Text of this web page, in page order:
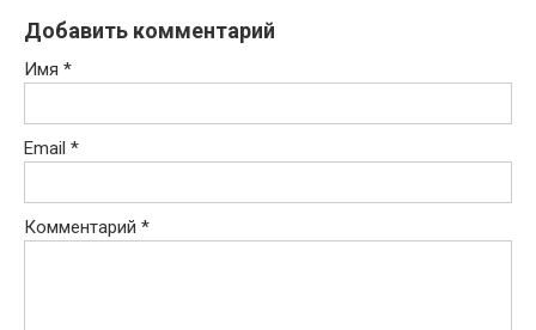
Добавить комментарий
Имя *
Email *
Комментарий *